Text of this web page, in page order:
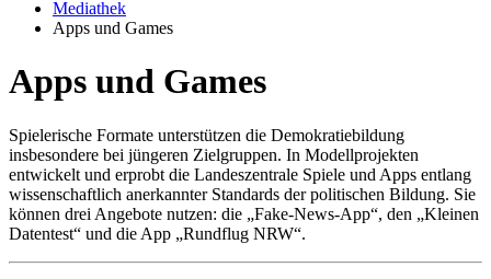
Mediathek
Apps und Games
Apps und Games
Spielerische Formate unterstützen die Demokratiebildung
insbesondere bei jüngeren Zielgruppen. In Modellprojekten
entwickelt und erprobt die Landeszentrale Spiele und Apps entlang
wissenschaftlich anerkannter Standards der politischen Bildung. Sie
können drei Angebote nutzen: die „Fake-News-App“, den „Kleinen
Datentest“ und die App „Rundflug NRW“.